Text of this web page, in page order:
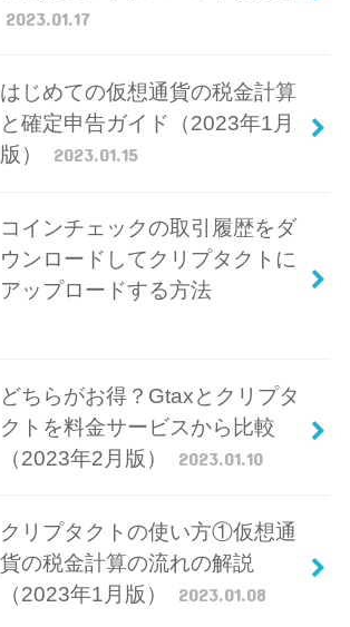
2023.01.17
はじめての仮想通貨の税金計算
と確定申告ガイド（2023年1月
版）
2023.01.15
コインチェックの取引履歴をダ
ウンロードしてクリプタクトに
アップロードする方法
どちらがお得？Gtaxとクリプタ
クトを料金サービスから比較
（2023年2月版）
2023.01.10
クリプタクトの使い方①仮想通
貨の税金計算の流れの解説
（2023年1月版）
2023.01.08